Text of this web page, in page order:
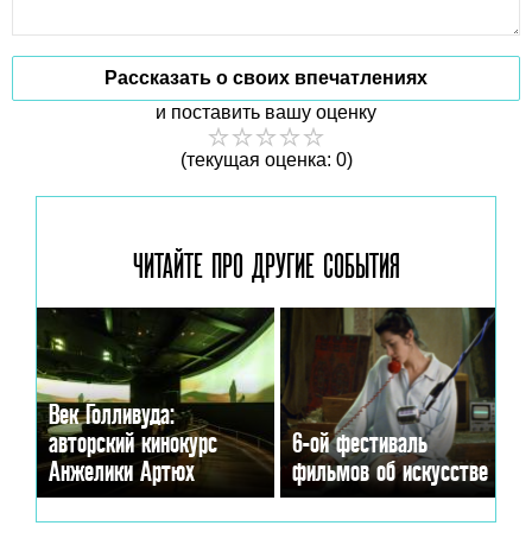
Рассказать о своих впечатлениях
и поставить вашу оценку
(текущая оценка: 0)
ЧИТАЙТЕ ПРО ДРУГИЕ СОБЫТИЯ
Век Голливуда:
авторский кинокурс
Анжелики Артюх
6-ой фестиваль
фильмов об искусстве